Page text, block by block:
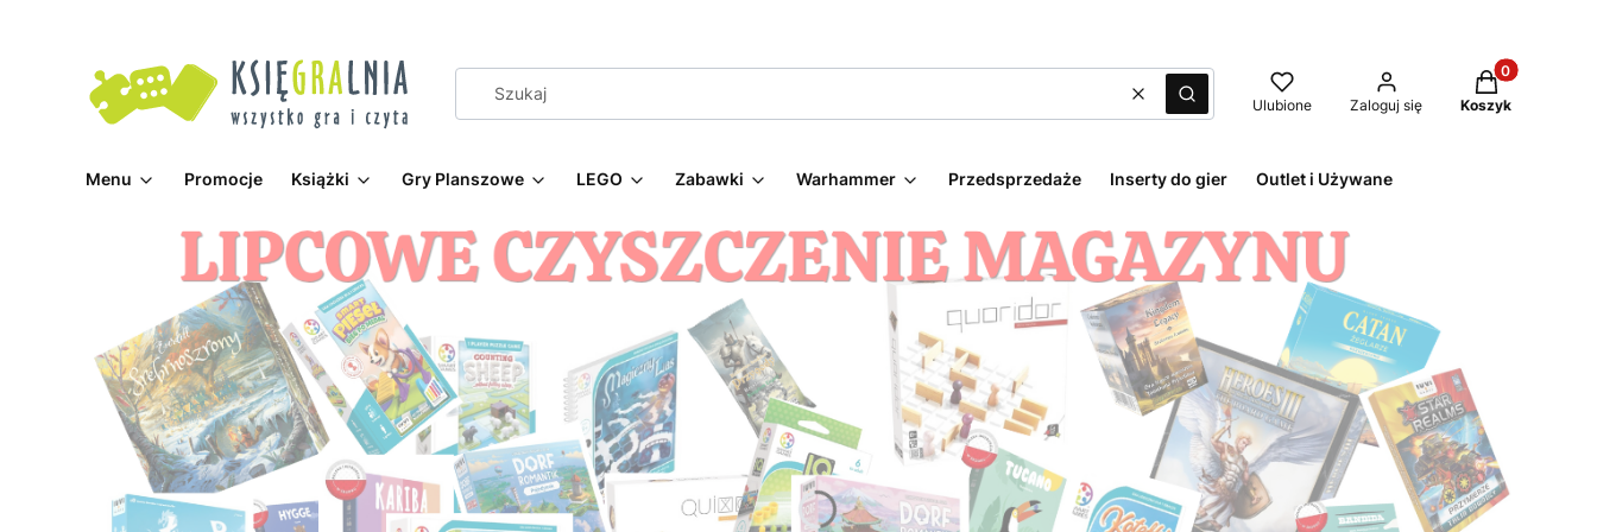
WyczyśćSzukaj Ulubione Zaloguj się
Produkty w
Koszyk
Menu Promocje Książki Gry Planszowe LEGO Zabawki Warhammer Przedsprzedaże Inserty do gier Outlet i Używane